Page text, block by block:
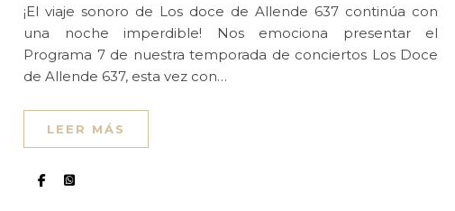
¡El viaje sonoro de Los doce de Allende 637 continúa con
una noche imperdible! Nos emociona presentar el
Programa 7 de nuestra temporada de conciertos Los Doce
de Allende 637, esta vez con…
LEER MÁS